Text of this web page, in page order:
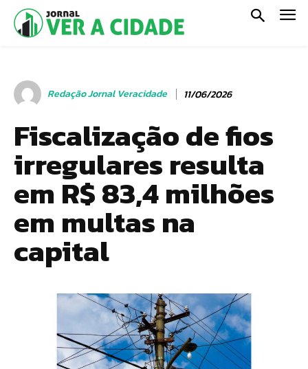
Redação Jornal Veracidade 11/06/2026
Fiscalização de fios
irregulares resulta
em R$ 83,4 milhões
em multas na
capital